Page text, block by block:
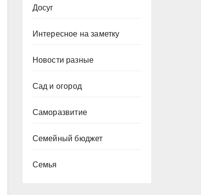
Досуг
Интересное на заметку
Новости разные
Сад и огород
Саморазвитие
Семейный бюджет
Семья